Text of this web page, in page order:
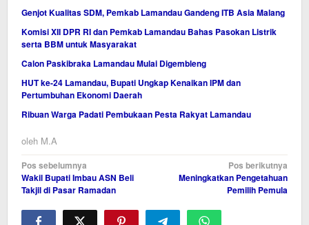
Genjot Kualitas SDM, Pemkab Lamandau Gandeng ITB Asia Malang
Komisi XII DPR RI dan Pemkab Lamandau Bahas Pasokan Listrik
serta BBM untuk Masyarakat
Calon Paskibraka Lamandau Mulai Digembleng
HUT ke-24 Lamandau, Bupati Ungkap Kenaikan IPM dan
Pertumbuhan Ekonomi Daerah
Ribuan Warga Padati Pembukaan Pesta Rakyat Lamandau
oleh M.A
Navigasi
pos
Pos sebelumnya
Wakil Bupati Imbau ASN Beli
Takjil di Pasar Ramadan
Pos berikutnya
Meningkatkan Pengetahuan
Pemilih Pemula